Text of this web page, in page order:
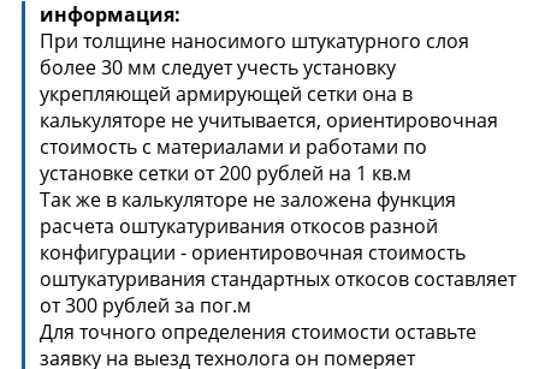
информация:
При толщине наносимого штукатурного слоя
более 30 мм следует учесть установку
укрепляющей армирующей сетки она в
калькуляторе не учитывается, ориентировочная
стоимость с материалами и работами по
установке сетки от 200 рублей на 1 кв.м
Так же в калькуляторе не заложена функция
расчета оштукатуривания откосов разной
конфигурации - ориентировочная стоимость
оштукатуривания стандартных откосов составляет
от 300 рублей за пог.м
Для точного определения стоимости оставьте
заявку на выезд технолога он померяет